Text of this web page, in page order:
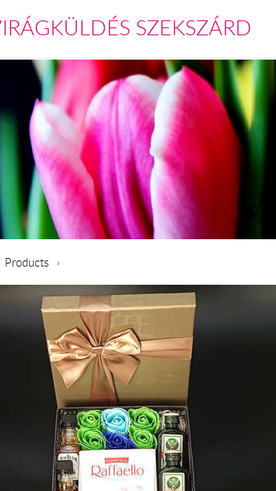
SZEKSZÁRD
Products